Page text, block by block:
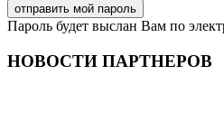
Пароль будет выслан Вам по
НОВОСТИ ПАРТНЕРОВ